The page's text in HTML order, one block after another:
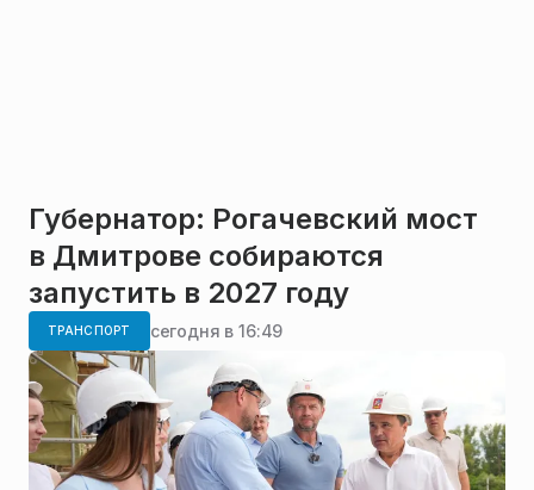
Губернатор: Рогачевский мост
в Дмитрове собираются
запустить в 2027 году
ТРАНСПОРТ сегодня в 16:49